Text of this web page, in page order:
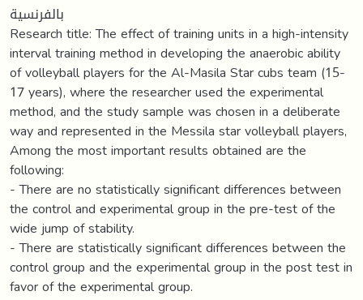
بالفرنسية
Research title: The effect of training units in a high-intensity
interval training method in developing the anaerobic ability
of volleyball players for the Al-Masila Star cubs team (15-
17 years), where the researcher used the experimental
method, and the study sample was chosen in a deliberate
way and represented in the Messila star volleyball players,
Among the most important results obtained are the
following:
- There are no statistically significant differences between
the control and experimental group in the pre-test of the
wide jump of stability.
- There are statistically significant differences between the
control group and the experimental group in the post test in
favor of the experimental group.